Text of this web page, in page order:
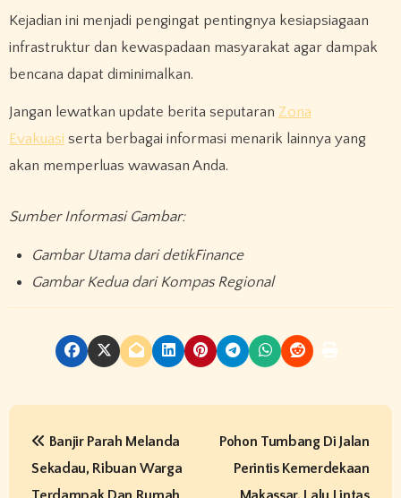
Kejadian ini menjadi pengingat pentingnya kesiapsiagaan
infrastruktur dan kewaspadaan masyarakat agar dampak
bencana dapat diminimalkan.
Jangan lewatkan update berita seputaran Zona
Evakuasi serta berbagai informasi menarik lainnya yang
akan memperluas wawasan Anda.
Sumber Informasi Gambar:
Gambar Utama dari detikFinance
Gambar Kedua dari Kompas Regional
P
Banjir Parah Melanda
Sekadau, Ribuan Warga
Pohon Tumbang Di Jalan
Perintis Kemerdekaan